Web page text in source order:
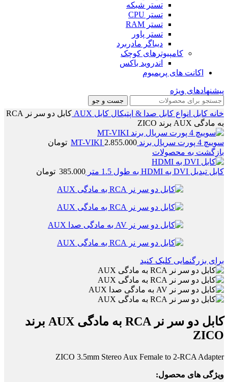
تستر شبکه
تستر CPU
تستر RAM
تستر پاور
دیباگر مادربرد
کامپیوترهای کوچک
اندروید باکس
اکانت های پریمیوم
پیشنهادهای ویژه
جست و جو
خانه کابل انواع کابل صدا & اپتیکال کابل AUX
کابل دو سر نر RCA
به مادگی AUX برند ZICO
سوییچ 4 پورت سریال برند MT-VIKI 2.855.000
تومان
بازگشت به محصولات
کابل تبدیل DVI به HDMI به طول 1.5 متر 385.000 تومان
برای بزرگنمایی کلیک کنید
کابل دو سر نر RCA به مادگی AUX برند
ZICO
ZICO 3.5mm Stereo Aux Female to 2-RCA Adapter
ویژگی های محصول: